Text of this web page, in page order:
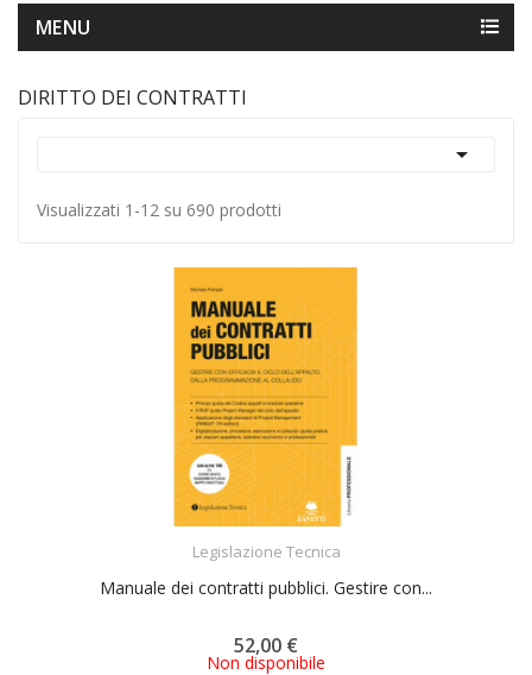
MENU
DIRITTO DEI CONTRATTI

Visualizzati 1-12 su 690 prodotti
Legislazione Tecnica
Manuale dei contratti pubblici. Gestire con...
52,00 €
Non disponibile